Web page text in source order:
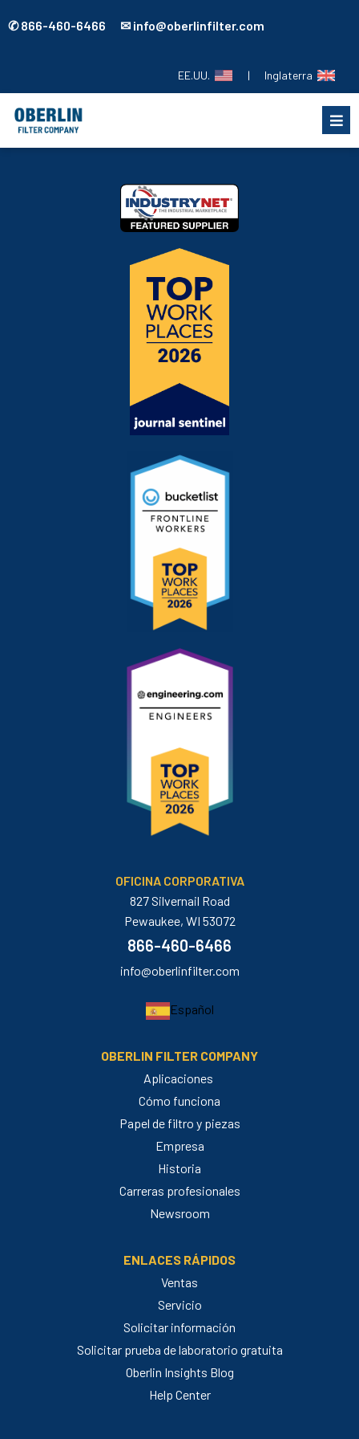
✆ 866-460-6466 ✉ info@oberlinfilter.com
EE.UU. | Inglaterra
OFICINA CORPORATIVA
827 Silvernail Road
Pewaukee, WI 53072
866-460-6466
info@oberlinfilter.com
Español
OBERLIN FILTER COMPANY
Aplicaciones
Cómo funciona
Papel de filtro y piezas
Empresa
Historia
Carreras profesionales
Newsroom
ENLACES RÁPIDOS
Ventas
Servicio
Solicitar información
Solicitar prueba de laboratorio gratuita
Oberlin Insights Blog
Help Center